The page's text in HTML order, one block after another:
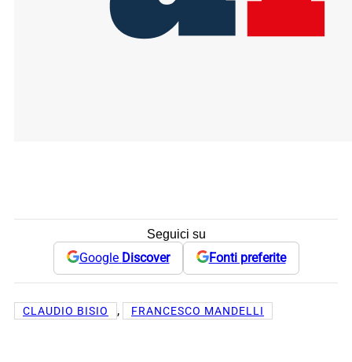
Seguici su
Google Discover Fonti preferite
CLAUDIO BISIO , FRANCESCO MANDELLI